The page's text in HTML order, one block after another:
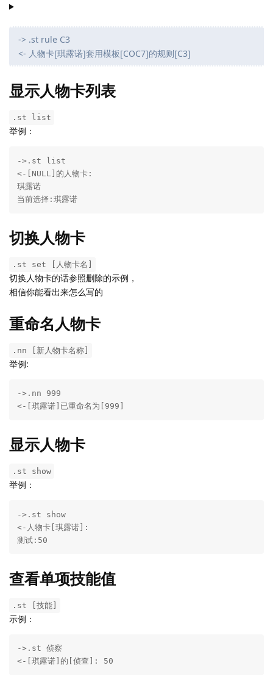
-> .st rule C3
<- 人物卡[琪露诺]套用模板[COC7]的规则[C3]
显示人物卡列表
.st list
举例：
->.st list
<-[NULL]的人物卡:
琪露诺
当前选择:琪露诺
切换人物卡
.st set [人物卡名]
切换人物卡的话参照删除的示例，
相信你能看出来怎么写的
重命名人物卡
.nn [新人物卡名称]
举例:
->.nn 999
<-[琪露诺]已重命名为[999]
显示人物卡
.st show
举例：
->.st show
<-人物卡[琪露诺]:
测试:50
查看单项技能值
.st [技能]
示例：
->.st 侦察
<-[琪露诺]的[侦查]: 50